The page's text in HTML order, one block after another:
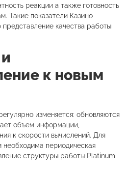
реакции а также готовность
Такие показатели Казино
качества работы
к новым
изменяется: обновляются
объем информации,
к скорости вычислений. Для
необходима периодическая
структуры работы Platinum